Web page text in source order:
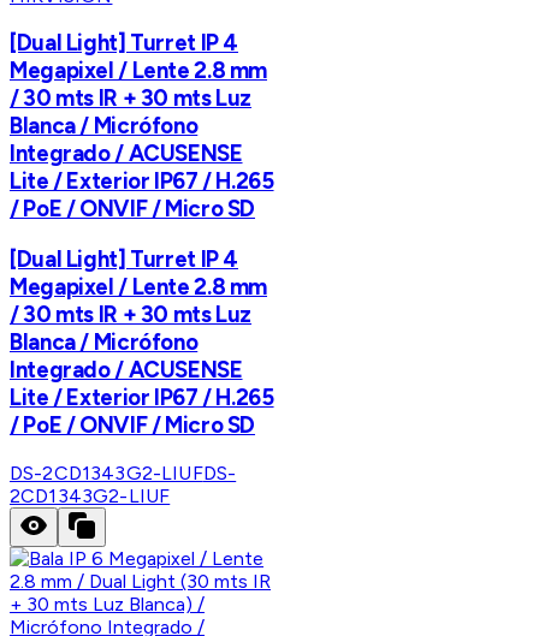
[Dual Light] Turret IP 4
Megapixel / Lente 2.8 mm
/ 30 mts IR + 30 mts Luz
Blanca / Micrófono
Integrado / ACUSENSE
Lite / Exterior IP67 / H.265
/ PoE / ONVIF / Micro SD
[Dual Light] Turret IP 4
Megapixel / Lente 2.8 mm
/ 30 mts IR + 30 mts Luz
Blanca / Micrófono
Integrado / ACUSENSE
Lite / Exterior IP67 / H.265
/ PoE / ONVIF / Micro SD
DS-2CD1343G2-LIUFDS-
2CD1343G2-LIUF